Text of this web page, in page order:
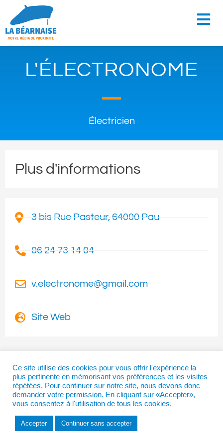
L'ÉLECTRONOME
Électricien
Plus d'informations
3 bis Rue Pasteur, 64000 Pau
06 24 73 14 04
v.electronome@gmail.com
Site Web
I
n
s
a
g
T
w
i
t
e
F
a
c
Copyright © 2026 | La Béarnaise
Ce site utilise des cookies pour vous offrir l'expérience la
plus pertinente en mémorisant vos préférences et les visites
répétées. Pour continuer sur notre site, nous devons donc
demander votre permission. En cliquant sur «Accepter»,
vous consentez à l'utilisation de tous les cookies.
Accepter Continuer sans accepter